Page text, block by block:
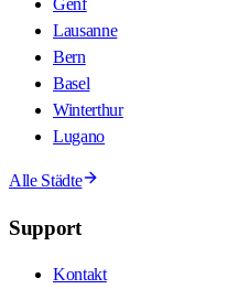
Lausanne
Bern
Basel
Winterthur
Lugano
Alle Städte
Support
Kontakt